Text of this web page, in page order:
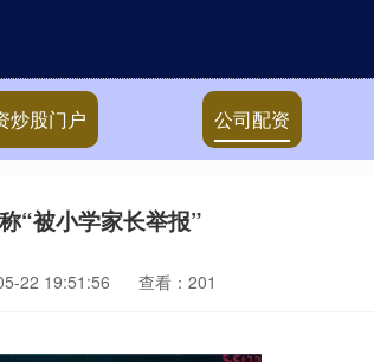
炒股门户 公司配资
“被小学家长举报”
22 19:51:56 查看：201